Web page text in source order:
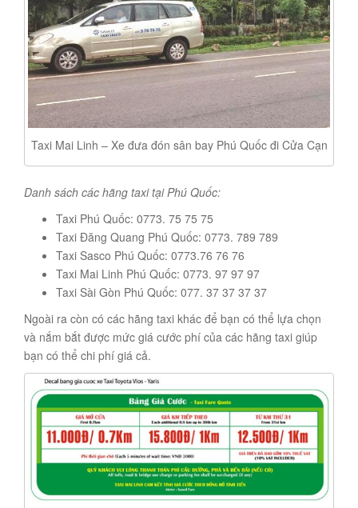
Taxi Mai Linh – Xe đưa đón sân bay Phú Quốc đi Cửa Cạn
Danh sách các hãng taxi tại Phú Quốc:
Taxi Phú Quốc: 0773. 75 75 75
Taxi Đăng Quang Phú Quốc: 0773. 789 789
Taxi Sasco Phú Quốc: 0773.76 76 76
Taxi Mai Linh Phú Quốc: 0773. 97 97 97
Taxi Sài Gòn Phú Quốc: 077. 37 37 37 37
Ngoài ra còn có các hãng taxi khác để bạn có thể lựa chọn
và nắm bắt được mức giá cước phí của các hãng taxi giúp
bạn có thể chi phí giá cả.